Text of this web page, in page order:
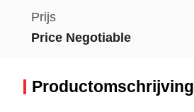
Prijs
Price Negotiable
Productomschrijving